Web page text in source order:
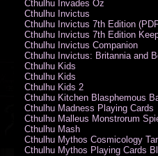
Cthulhu Invades Oz
Cthulhu Invictus
Cthulhu Invictus 7th Edition
Cthulhu Invictus 7th Edition
Cthulhu Invictus Companion
Cthulhu Invictus: Britannia and
Cthulhu Kids
Cthulhu Kids
Cthulhu Kids 2
Cthulhu Kitchen Blasphemous
Cthulhu Madness Playing Cards
Cthulhu Malleus Monstrorum
Cthulhu Mash
Cthulhu Mythos Cosmicology
Cthulhu Mythos Playing Cards